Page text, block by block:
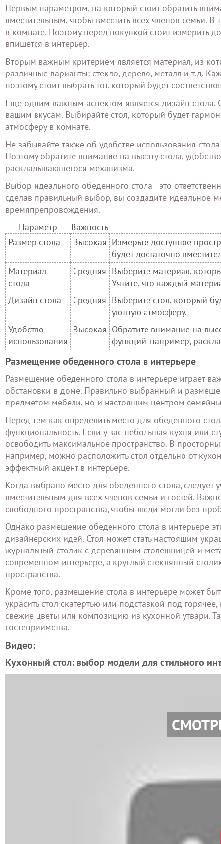
Первым параметром, на который стоит обратить
вместительным, чтобы вместить всех членов семьи.
в комнате. Поэтому перед покупкой стоит измерить
впишется в интерьер.
Вторым важным критерием является материал, из
различные варианты: стекло, дерево, металл и т.д.
поэтому стоит выбрать тот, который будет
Еще одним важным аспектом является дизайн стола.
вашим вкусам. Выбирайте стол, который будет
атмосферу в комнате.
Не забывайте также об удобстве использования
Поэтому обратите внимание на высоту стола,
раскладывающегося механизма.
Выбор идеального обеденного стола - это
сделав правильный выбор, вы создадите идеальное
времяпрепровождения.
Параметр
Важность
Размер стола
Высокая Измерьте доступное
будет достаточно
Материал
стола
Средняя
Выберите материал,
Учтите, что каждый
Дизайн стола
Средняя
Выберите стол, который
уютную атмосферу.
Удобство
использования
Высокая Обратите внимание на
функций, например,
Размещение обеденного стола в интерьере
Размещение обеденного стола в интерьере играет
обстановки в доме. Правильно выбранный и
предметом мебели, но и настоящим центром
Перед тем как определить место для обеденного
функциональность. Если у вас небольшая кухня или
освободить максимальное пространство. В
например, можно расположить стол отдельно от
эффектный акцент в интерьере.
Когда выбрано место для обеденного стола, следует
вместительным для всех членов семьи и гостей.
свободного пространства, чтобы люди могли без
Однако размещение обеденного стола в интерьере
дизайнерских идей. Стол может стать настоящим
журнальный столик с деревянным столешницей и
современном интерьере, а круглый стеклянный
пространства.
Кроме того, размещение стола в интерьере может
украсить стол скатертью или подставкой под
свежие цветы или композицию из кухонной утвари.
гостеприимства.
Видео:
Кухонный стол: выбор модели для стильного